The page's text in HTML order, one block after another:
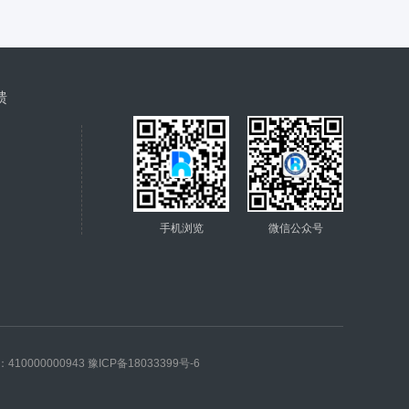
微信公众号
手机浏览
410000000943 豫ICP备18033399号-6